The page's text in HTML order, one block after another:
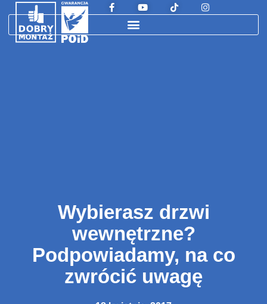
Wybierasz drzwi
wewnętrzne?
Podpowiadamy, na co
zwrócić uwagę